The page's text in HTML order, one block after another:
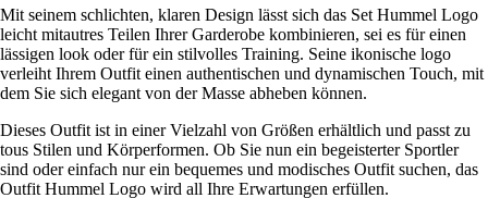
Mit seinem schlichten, klaren Design lässt sich das Set Hummel Logo
leicht mitautres Teilen Ihrer Garderobe kombinieren, sei es für einen
lässigen look oder für ein stilvolles Training. Seine ikonische logo
verleiht Ihrem Outfit einen authentischen und dynamischen Touch, mit
dem Sie sich elegant von der Masse abheben können.
Dieses Outfit ist in einer Vielzahl von Größen erhältlich und passt zu
tous Stilen und Körperformen. Ob Sie nun ein begeisterter Sportler
sind oder einfach nur ein bequemes und modisches Outfit suchen, das
Outfit Hummel Logo wird all Ihre Erwartungen erfüllen.